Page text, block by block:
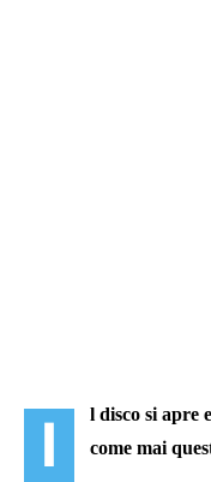
I
l disco si apre
come mai